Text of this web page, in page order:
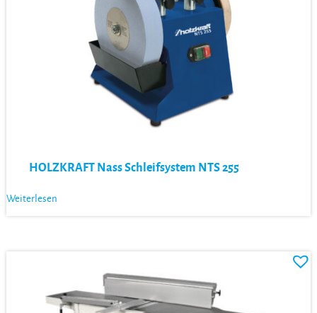
HOLZKRAFT Nass Schleifsystem NTS 255
Weiterlesen